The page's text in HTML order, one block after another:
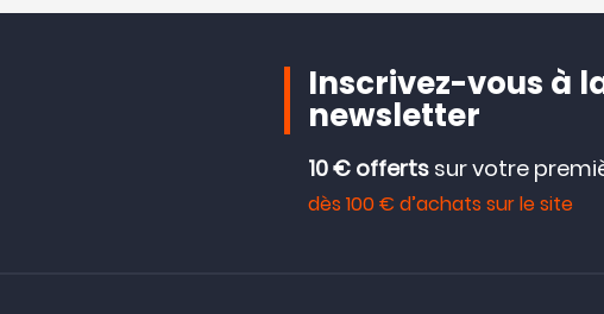
Inscrivez-vous à
newsletter
10 € offerts sur votre
dès 100 € d’achats sur le site